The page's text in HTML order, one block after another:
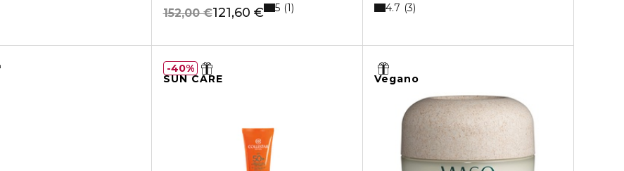
121,60 €
152,00 € 5 1 4.7 3
SUN CARE
40%
Vegano